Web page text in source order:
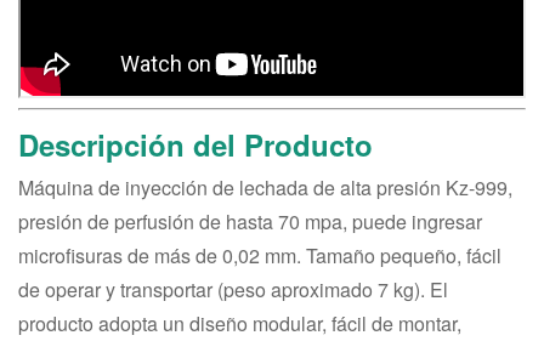
Descripción del Producto
Máquina de inyección de lechada de alta presión Kz-999,
presión de perfusión de hasta 70 mpa, puede ingresar
microfisuras de más de 0,02 mm. Tamaño pequeño, fácil
de operar y transportar (peso aproximado 7 kg). El
producto adopta un diseño modular, fácil de montar,